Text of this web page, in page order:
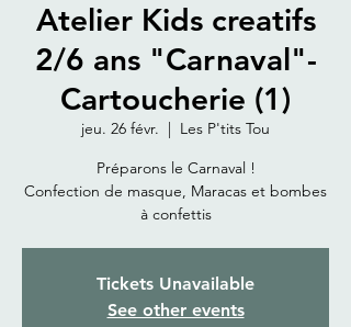
Atelier Kids creatifs
2/6 ans "Carnaval"-
Cartoucherie (1)
jeu. 26 févr.
  |
Les P'tits Tou
Préparons le Carnaval !
Confection de masque, Maracas et bombes
à confettis
Tickets Unavailable
See other events